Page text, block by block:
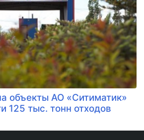
объекты АО «Ситиматик»
125 тыс. тонн отходов